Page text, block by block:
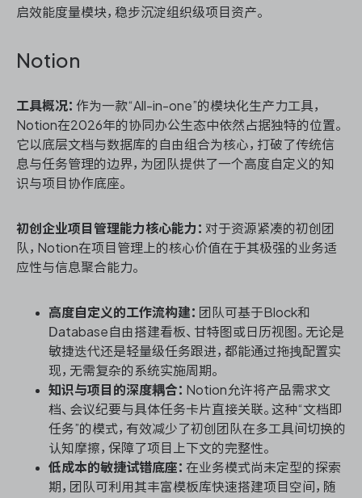
启效能度量模块，稳步沉淀组织级项目资产。
Notion
工具概况： 作为一款“All-in-one”的模块化生产力工具，
Notion在2026年的协同办公生态中依然占据独特的位置。
它以底层文档与数据库的自由组合为核心，打破了传统信
息与任务管理的边界，为团队提供了一个高度自定义的知
识与项目协作底座。
初创企业项目管理能力核心能力： 对于资源紧凑的初创团
队，Notion在项目管理上的核心价值在于其极强的业务适
应性与信息聚合能力。
高度自定义的工作流构建： 团队可基于Block和
Database自由搭建看板、甘特图或日历视图。无论是
敏捷迭代还是轻量级任务跟进，都能通过拖拽配置实
现，无需复杂的系统实施周期。
知识与项目的深度耦合： Notion允许将产品需求文
档、会议纪要与具体任务卡片直接关联。这种“文档即
任务”的模式，有效减少了初创团队在多工具间切换的
认知摩擦，保障了项目上下文的完整性。
低成本的敏捷试错底座： 在业务模式尚未定型的探索
期，团队可利用其丰富模板库快速搭建项目空间，随